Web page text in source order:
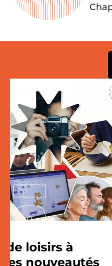
L’été de
Concerts, animations